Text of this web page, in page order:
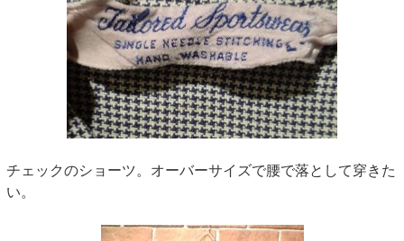
チェックのショーツ。オーバーサイズで腰で落として穿きた
い。